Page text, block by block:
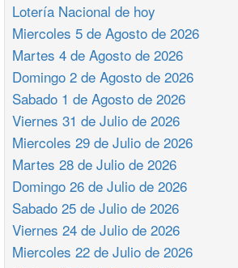
Lotería Nacional de hoy
Miercoles 5 de Agosto de 2026
Martes 4 de Agosto de 2026
Domingo 2 de Agosto de 2026
Sabado 1 de Agosto de 2026
Viernes 31 de Julio de 2026
Miercoles 29 de Julio de 2026
Martes 28 de Julio de 2026
Domingo 26 de Julio de 2026
Sabado 25 de Julio de 2026
Viernes 24 de Julio de 2026
Miercoles 22 de Julio de 2026